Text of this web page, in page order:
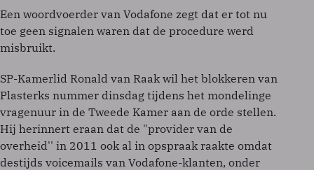
Een woordvoerder van Vodafone zegt dat er tot nu
toe geen signalen waren dat de procedure werd
misbruikt.
SP-Kamerlid Ronald van Raak wil het blokkeren van
Plasterks nummer dinsdag tijdens het mondelinge
vragenuur in de Tweede Kamer aan de orde stellen.
Hij herinnert eraan dat de "provider van de
overheid'' in 2011 ook al in opspraak raakte omdat
destijds voicemails van Vodafone-klanten, onder